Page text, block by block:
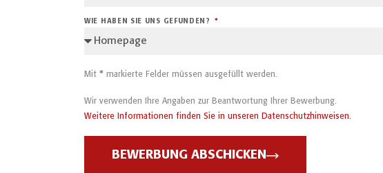
WIE HABEN SIE UNS GEFUNDEN?
Mit * markierte Felder müssen ausgefüllt werden.
Wir verwenden Ihre Angaben zur Beantwortung Ihrer Bewerbung.
Weitere Informationen finden Sie in unseren Datenschutzhinweisen.
BEWERBUNG ABSCHICKEN